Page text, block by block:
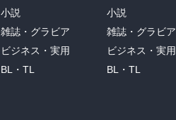
小説
雑誌・グラビア
ビジネス・実用
BL・TL
小説
雑誌・グラビア
ビジネス・実用
BL・TL